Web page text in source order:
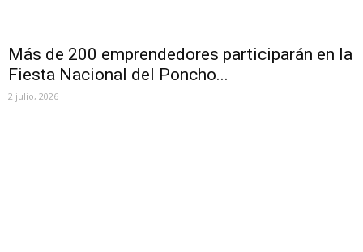
Más de 200 emprendedores participarán en la
Fiesta Nacional del Poncho...
2 julio, 2026